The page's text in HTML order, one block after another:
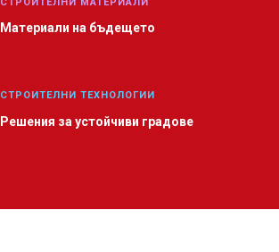
Материали на бъдещето
СТРОИТЕЛНИ ТЕХНОЛОГИИ
Решения за устойчиви градове